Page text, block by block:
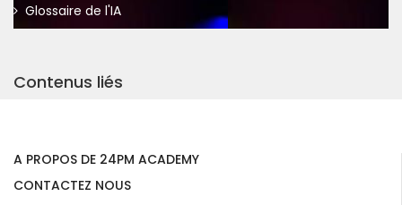
Glossaire de l'IA
Contenus liés
A PROPOS DE 24PM ACADEMY
CONTACTEZ NOUS